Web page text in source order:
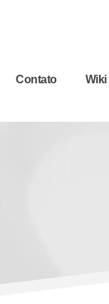
Contato Wiki